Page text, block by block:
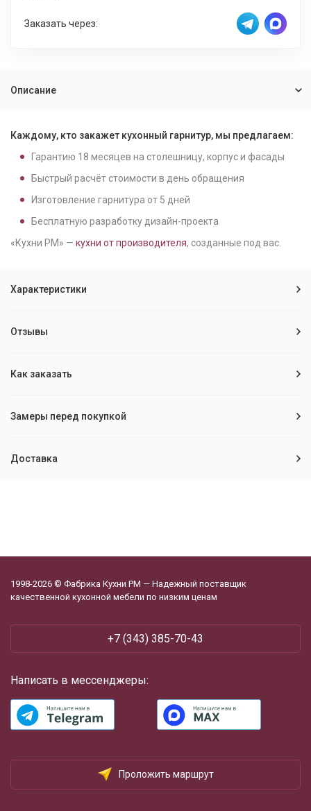
Заказать через:
Описание
Каждому, кто закажет кухонный гарнитур, мы предлагаем:
Гарантию 18 месяцев на столешницу, корпус и фасады
Быстрый расчёт стоимости в день обращения
Изготовление гарнитура от 5 дней
Бесплатную разработку дизайн-проекта
«Кухни РМ» — кухни от производителя, созданные под вас.
Характеристики
Отзывы
Как заказать
Замеры перед покупкой
Доставка
1998-2026 © Фабрика Кухни РМ — Надежный поставщик
качественной кухонной мебели по низким ценам
+7 (343) 385-70-43
Написать в мессенджеры:
Проложить маршрут